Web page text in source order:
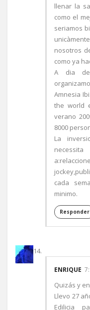
llenar la
como el
seriamos
nosotros
como ya
A dia
Amnesia
the world
verano
8000
La
cada
minimo.
Responder
ENRIQUE
Quizás y
Llevo 27
Edilicia